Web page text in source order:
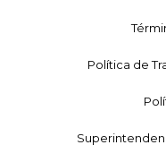
Política de